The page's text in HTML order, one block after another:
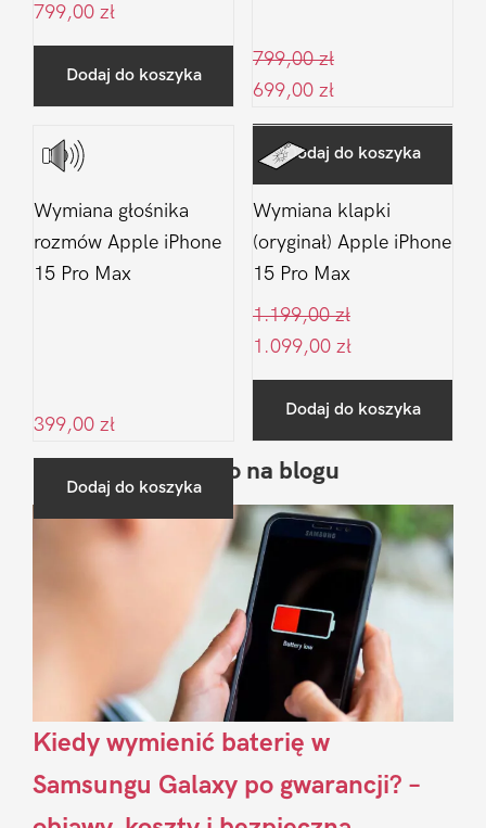
799,00 zł
Dodaj do koszyka
799,00zł
699,00 zł
Dodaj do koszyka
Wymiana głośnika
rozmów Apple iPhone
15 Pro Max
399,00 zł
Dodaj do koszyka
Wymiana klapki
(oryginał) Apple iPhone
15 Pro Max
1.199,00zł
1.099,00 zł
Dodaj do koszyka
Pierwszy
Sidebar
Ostatnio na blogu
Kiedy wymienić baterię w
Samsungu Galaxy po gwarancji? –